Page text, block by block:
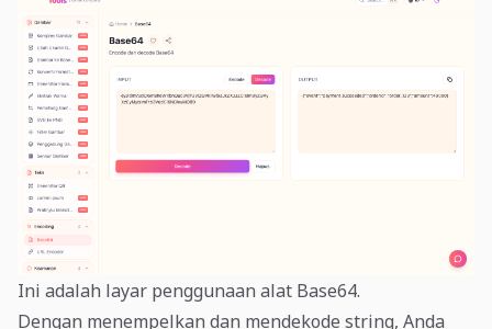
Ini adalah layar penggunaan alat Base64.
Dengan menempelkan dan mendekode string, Anda